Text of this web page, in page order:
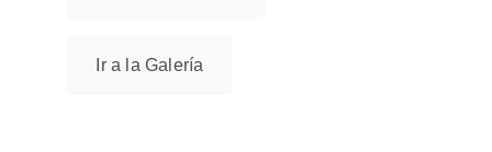
Ir a la Galería